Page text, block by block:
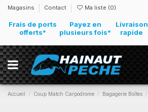
Magasins Contact Ma liste (0)
Frais de ports
offerts*
Payez en
plusieurs fois*
Livraison
rapide
Accueil Coup Match Carpodrome Bagagerie Boîtes